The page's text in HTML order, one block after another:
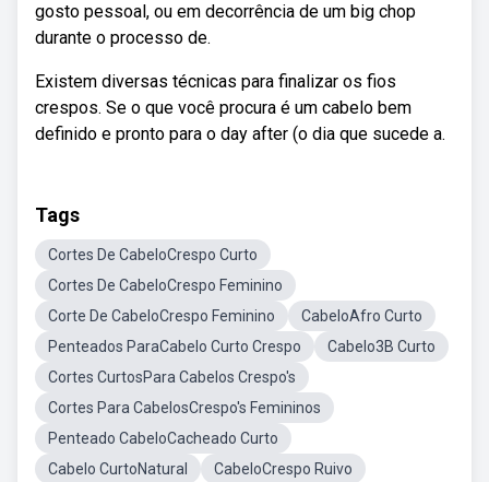
gosto pessoal, ou em decorrência de um big chop
durante o processo de.
Existem diversas técnicas para finalizar os fios
crespos. Se o que você procura é um cabelo bem
definido e pronto para o day after (o dia que sucede a.
Tags
Cortes De CabeloCrespo Curto
Cortes De CabeloCrespo Feminino
Corte De CabeloCrespo Feminino
CabeloAfro Curto
Penteados ParaCabelo Curto Crespo
Cabelo3B Curto
Cortes CurtosPara Cabelos Crespo's
Cortes Para CabelosCrespo's Femininos
Penteado CabeloCacheado Curto
Cabelo CurtoNatural
CabeloCrespo Ruivo